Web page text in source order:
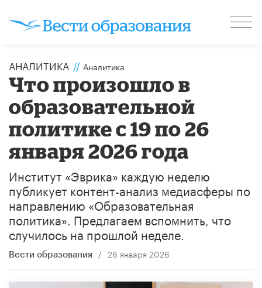
АНАЛИТИКА // Аналитика
Что произошло в
образовательной
политике с 19 по 26
января 2026 года
Институт «Эврика» каждую неделю
публикует контент-анализ медиасферы по
направлению «Образовательная
политика». Предлагаем вспомнить, что
случилось на прошлой неделе.
Вести образования / 26 января 2026